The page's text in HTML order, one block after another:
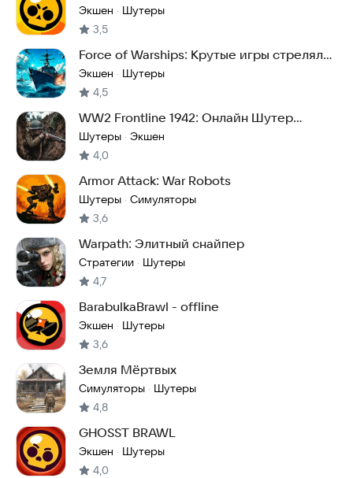
Экшен · Шутеры
3,5
Force of Warships: Крутые игры стрелялки
и шутеры
Экшен · Шутеры
4,5
WW2 Frontline 1942: Онлайн Шутер
Стрелялка
Шутеры · Экшен
4,0
Armor Attack: War Robots
Шутеры · Симуляторы
3,6
Warpath: Элитный снайпер
Стратегии · Шутеры
4,7
BarabulkaBrawl - offline
Экшен · Шутеры
3,6
Земля Мёртвых
Симуляторы · Шутеры
4,8
GHOSST BRAWL
Экшен · Шутеры
4,0